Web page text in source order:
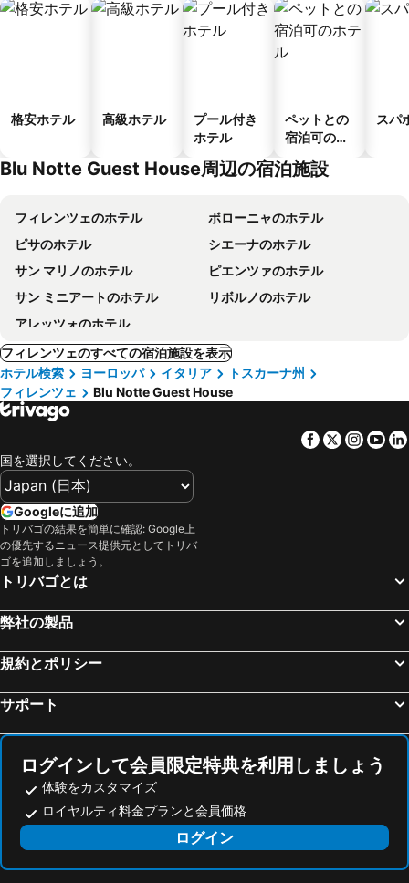
格安ホテル 高級ホテル
プール付き
ホテル
ペットとの
宿泊可のホ
テル
スパ
Blu Notte Guest House周辺の宿泊施設
フィレンツェのホテル
ボローニャのホテル
ピサのホテル
シエーナのホテル
サン マリノのホテル
ピエンツァのホテル
サン ミニアートのホテル
リボルノのホテル
アレッツォのホテル
フィレンツェのすべての宿泊施設を表示
ホテル検索
ヨーロッパ イタリア
トスカーナ州
フィレンツェ
Blu Notte Guest House
Facebook
Twitter
国を選択してください。
Googleに追加
トリバゴの結果を簡単に確認: Google上
の優先するニュース提供元としてトリバ
ゴを追加しましょう。
トリバゴとは
弊社の製品
規約とポリシー
サポート
ログインして会員限定特典を利用しましょう
体験をカスタマイズ
ロイヤルティ料金プランと会員価格
ログイン